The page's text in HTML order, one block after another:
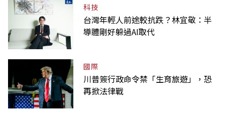
科技
台灣年輕人前途較抗跌？林宜敬：半
導體剛好躲過AI取代
國際
川普簽行政命令禁「生育旅遊」，恐
再掀法律戰